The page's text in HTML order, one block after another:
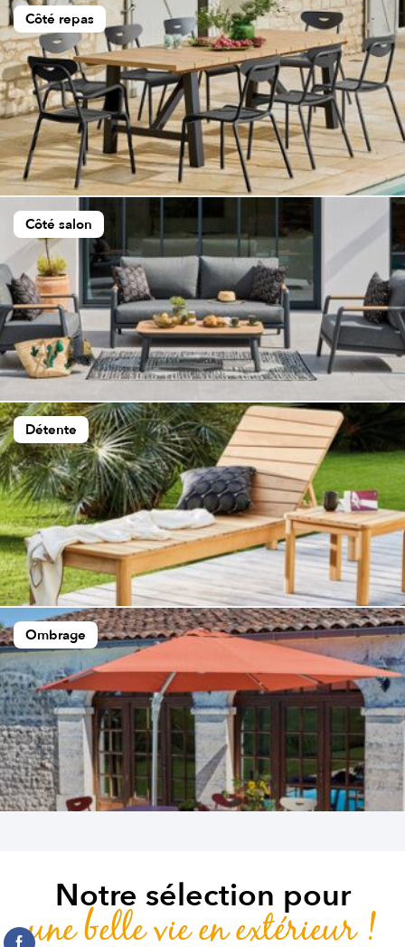
Côté repas
Côté salon
Détente
Ombrage
Notre sélection pour
une belle vie en extérieur !